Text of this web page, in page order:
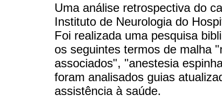
Uma análise retrospectiva do
Instituto de Neurologia do
Foi realizada uma pesquisa
os seguintes termos de malha
associados", "anestesia
foram analisados guias
assistência à saúde.